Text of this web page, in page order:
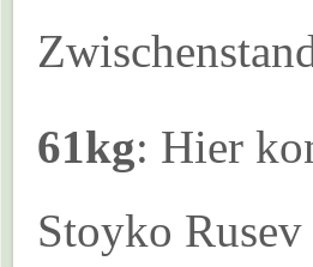
61kg: Hier
Stoyko